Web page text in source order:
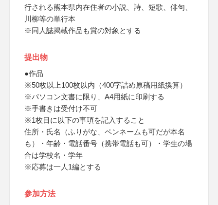
行される熊本県内在住者の小説、詩、短歌、俳句、
川柳等の単行本
※同人誌掲載作品も賞の対象とする
提出物
●作品
※50枚以上100枚以内（400字詰め原稿用紙換算）
※パソコン文書に限り、A4用紙に印刷する
※手書きは受付け不可
※1枚目に以下の事項を記入すること
住所・氏名（ふりがな、ペンネームも可だが本名
も）・年齢・電話番号（携帯電話も可）・学生の場
合は学校名・学年
※応募は一人1編とする
参加方法